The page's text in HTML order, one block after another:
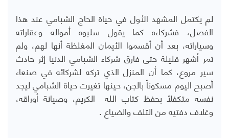
لم يكتمل المشهد الأول في حياة الحاج الشبامي عند هذا
الفصل، فشركاءه كما يقول سلبوه أمواله وعقاراته
وسياراته، بعد أن أقسموا الأيمان المغلظة أنها لهم، ولم
تمر أشهر قليلة حتى فارق شركاء الشبامي الدنيا إثر حادث
سير مروع، كما أن المنزل الذي تركه لشركائه في صنعاء
أصبح اليوم مسكوناً بالجن، حينها تغيرت حياة الشبامي ليجد
نفسه متكفلاً بحفظ كتاب الله الكريم، وصيانة أوراقه،
وغلاف دفتيه من التلف والضياع.